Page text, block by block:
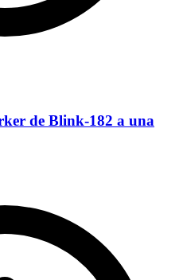
de Blink-182 a una